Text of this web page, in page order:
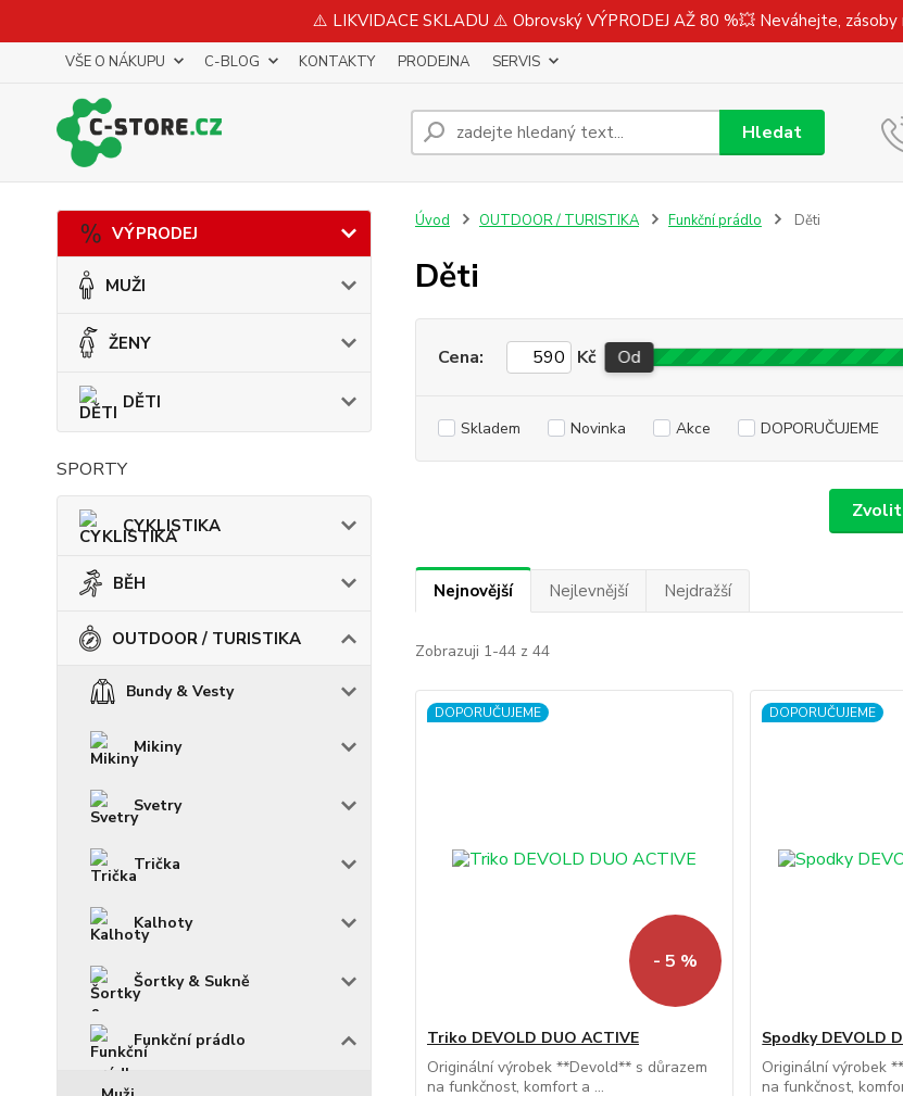
⚠️ LIKVIDACE SKLADU ⚠️ Obrovský VÝPRODEJ AŽ 80 %💥 Neváhejte, zásoby
VŠE O NÁKUPU C-BLOG KONTAKTY PRODEJNA SERVIS
Hledat
VÝPRODEJ
MUŽI
ŽENY
DĚTI
SPORTY
CYKLISTIKA
BĚH
OUTDOOR / TURISTIKA
Bundy & Vesty
Mikiny
Svetry
Trička
Kalhoty
Šortky & Sukně
Funkční prádlo
Úvod OUTDOOR / TURISTIKA Funkční prádlo Děti
Děti
Cena: Kč Od
Skladem Novinka Akce DOPORUČUJEME
Nejnovější Nejlevnější Nejdražší
Zobrazuji 1-44 z 44
DOPORUČUJEME
- 5 %
Triko DEVOLD DUO ACTIVE
Originální výrobek **Devold** s důrazem
na funkčnost, komfort a ...
DOPORUČUJEME
Spodky DEVOLD
Originální výrobek
na funkčnost,